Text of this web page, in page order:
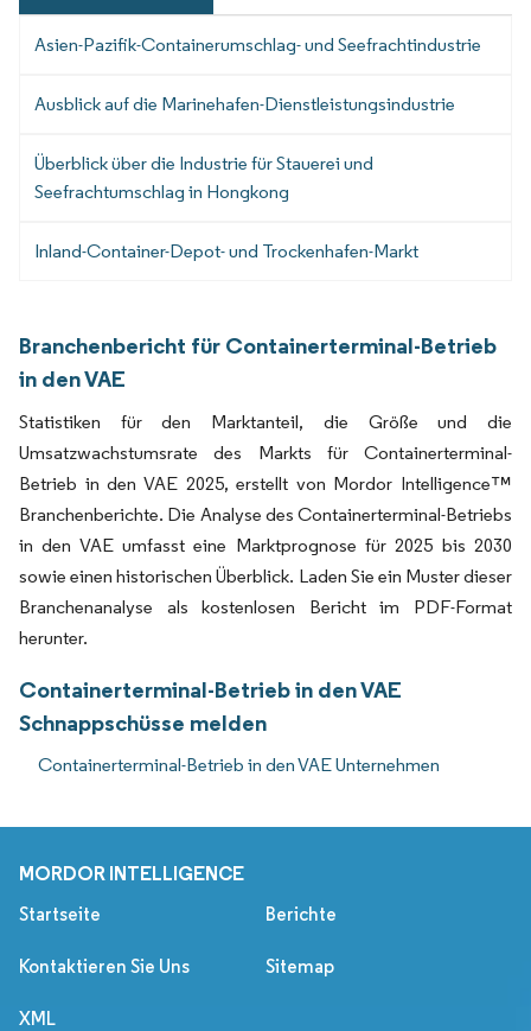
Asien-Pazifik-Containerumschlag- und Seefrachtindustrie
Ausblick auf die Marinehafen-Dienstleistungsindustrie
Überblick über die Industrie für Stauerei und
Seefrachtumschlag in Hongkong
Inland-Container-Depot- und Trockenhafen-Markt
Branchenbericht für Containerterminal-Betrieb
in den VAE
Statistiken für den Marktanteil, die Größe und die
Umsatzwachstumsrate des Markts für Containerterminal-
Betrieb in den VAE 2025, erstellt von Mordor Intelligence™
Branchenberichte. Die Analyse des Containerterminal-Betriebs
in den VAE umfasst eine Marktprognose für 2025 bis 2030
sowie einen historischen Überblick. Laden Sie ein Muster dieser
Branchenanalyse als kostenlosen Bericht im PDF-Format
herunter.
Containerterminal-Betrieb in den VAE
Schnappschüsse melden
Containerterminal-Betrieb in den VAE Unternehmen
MORDOR INTELLIGENCE
Startseite Berichte
Kontaktieren Sie Uns Sitemap
XML